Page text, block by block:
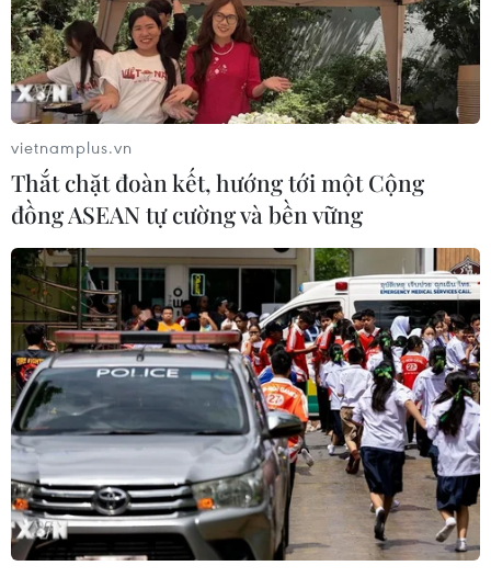
Các luật sư và đại diện của ông Donald Trump “đang
hợp tác đầy đủ” với cơ quan chức năng sau khi Bộ
trưởng Tư pháp Mỹ xác nhận FBI đã khám xét nhà riêng
của ông Trump.
Cựu Tổng thống Mỹ Trump: Tài liệu về vũ
khí hạt nhân là trò lừa bịp
vietnamplus.vn
Thắt chặt đoàn kết, hướng tới một Cộng
đồng ASEAN tự cường và bền vững